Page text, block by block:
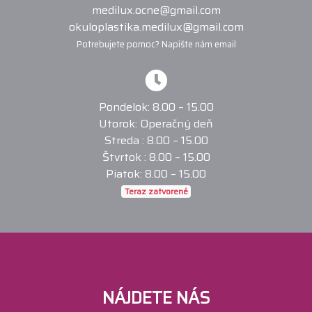
medilux.ocne@gmail.com
okuloplastika.medilux@gmail.com
Potrebujete pomoc? Napíšte nám email
Pondelok: 8.00 – 15.00
Utorok: Operačný deň
Streda : 8.00 – 15.00
Štvrtok : 8.00 – 15.00
Piatok: 8.00 – 15.00
Teraz zatvorené
NÁJDETE NÁS